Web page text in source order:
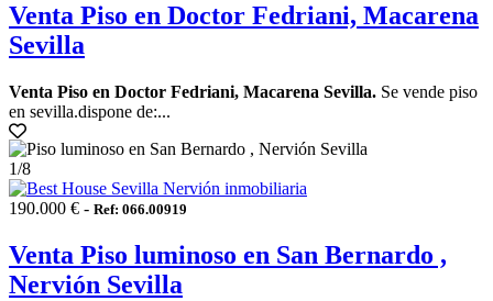
Venta Piso en Doctor Fedriani, Macarena
Sevilla
Venta Piso en Doctor Fedriani, Macarena Sevilla. Se vende piso
en sevilla.dispone de:...
1/8
190.000 € - Ref: 066.00919
Venta Piso luminoso en San Bernardo ,
Nervión Sevilla